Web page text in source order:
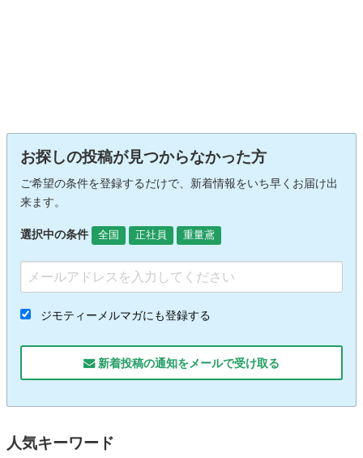
お探しの投稿が見つからなかった方
ご希望の条件を登録するだけで、新着情報をいち早くお届け出
来ます。
選択中の条件 全国 正社員 重量鳶
ジモティーメルマガにも登録する
新着投稿の通知をメールで受け取る
人気キーワード